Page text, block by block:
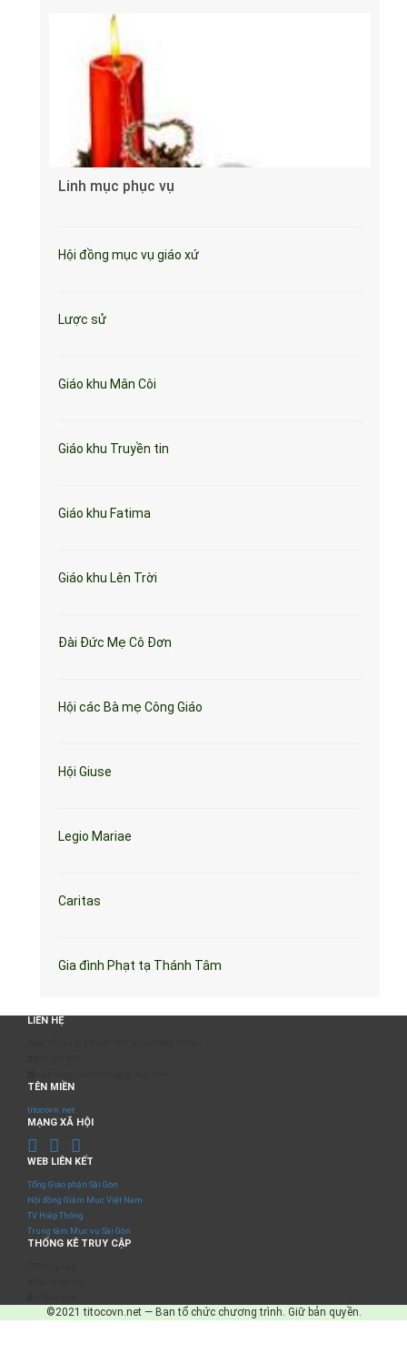
Linh mục phục vụ
Hội đồng mục vụ giáo xứ
Lược sử
Giáo khu Mân Côi
Giáo khu Truyền tin
Giáo khu Fatima
Giáo khu Lên Trời
Đài Đức Mẹ Cô Đơn
Hội các Bà mẹ Công Giáo
Hội Giuse
Legio Mariae
Caritas
Gia đình Phạt tạ Thánh Tâm
LIÊN HỆ
TÊN MIỀN
titocovn.net
MẠNG XÃ HỘI
WEB LIÊN KẾT
Tổng Giáo phận Sài Gòn
Hội đồng Giám Mục Việt Nam
TV Hiệp Thông
Trung tâm Mục vụ Sài Gòn
THỐNG KÊ TRUY CẬP
©2021 titocovn.net — Ban tổ chức chương trình. Giữ bản quyền.